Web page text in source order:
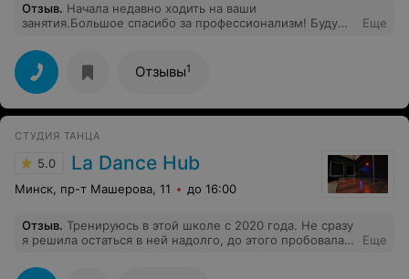
Отзыв. Начала недавно ходить на ваши
занятия.Большое спасибо за профессионализм! Буду
Еще
Отзывы1
СТУДИЯ ТАНЦА
5.0 La Dance Hub
Минск, пр-т Машерова, 11 до 16:00
Отзыв. Тренируюсь в этой школе с 2020 года. Не сразу
я решила остаться в ней надолго, до этого пробовала
Анжелес. Самая большая и известная школа в Минске.
Еще